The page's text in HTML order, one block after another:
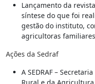
Lançamento da
síntese do que foi
gestão do instituto,
agricultoras
Ações da Sedraf
A SEDRAF –